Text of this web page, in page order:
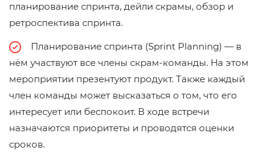
планирование спринта, дейли скрамы, обзор и
ретроспектива спринта.
Планирование спринта (Sprint Planning) — в
нём участвуют все члены скрам-команды. На этом
мероприятии презентуют продукт. Также каждый
член команды может высказаться о том, что его
интересует или беспокоит. В ходе встречи
назначаются приоритеты и проводятся оценки
сроков.